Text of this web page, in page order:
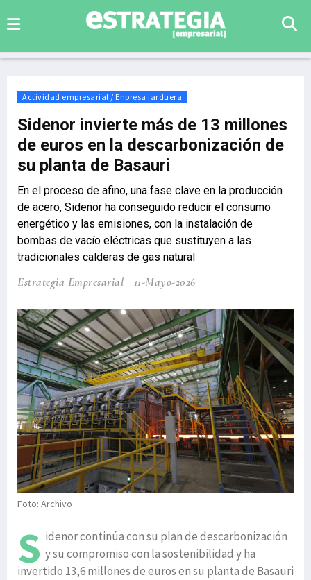
Actividad empresarial / Enpresa jarduera
Sidenor invierte más de 13 millones
de euros en la descarbonización de
su planta de Basauri
En el proceso de afino, una fase clave en la producción
de acero, Sidenor ha conseguido reducir el consumo
energético y las emisiones, con la instalación de
bombas de vacío eléctricas que sustituyen a las
tradicionales calderas de gas natural
Estrategia Empresarial 11-Mayo-2026
Foto: Archivo
S idenor continúa con su plan de descarbonización
y su compromiso con la sostenibilidad y ha
invertido 13,6 millones de euros en su planta de Basauri